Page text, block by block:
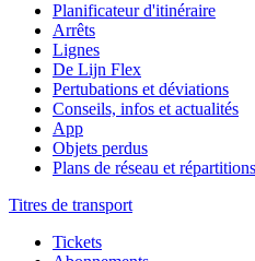
Planificateur d'itinéraire
Arrêts
Lignes
De Lijn Flex
Pertubations et déviations
Conseils, infos et actualités
App
Objets perdus
Plans de réseau et
Titres de transport
Tickets